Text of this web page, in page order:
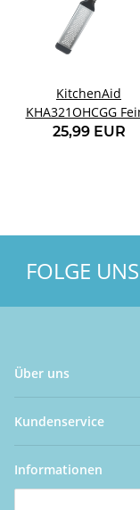
KitchenAid
KHA321OHCGG
Reibe anthrazitgrau
25,99 EUR
FOLGE
Über uns
Kundenservice
Informationen